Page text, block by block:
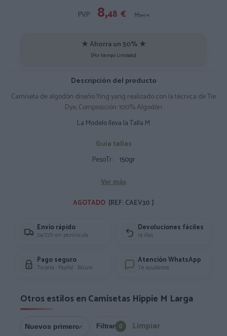
PVP:
8,48 € 16,95 €
★ Ahorra un 50% ★
[Por tiempo Limitado]
Descripción del producto
Camiseta de algodón diseño Ying yang realizado con la técnica de Tie
Dye, Composición: 100% Algodón
La Modelo lleva la Talla M
Guía tallas
PesoTr: 150gr
Ver más
AGOTADO [REF: CAEV30 ]
Envío rápido
24/72h en península
Devoluciones fáciles
14 días
Pago seguro
Tarjeta · PayPal · Bizum
Atención WhatsApp
Te ayudamos
Otros estilos en Camisetas Hippie M Larga
Filtrar 0 Limpiar